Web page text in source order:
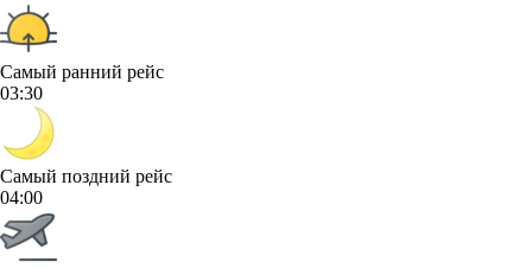
Самый ранний рейс
03:30
Самый поздний рейс
04:00